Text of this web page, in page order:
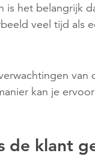
is het belangrijk
veel tijd als
kan je
de klant